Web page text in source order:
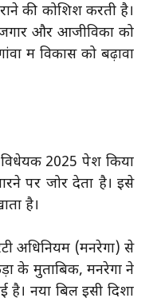
की कोशिश करती है।
और आजीविका को
में विकास को बढ़ावा
विधेयक 2025 पेश किया
पर जोर देता है। इसे
है।
अधिनियम (मनरेगा) से
के मुताबिक, मनरेगा ने
है। नया बिल इसी दिशा